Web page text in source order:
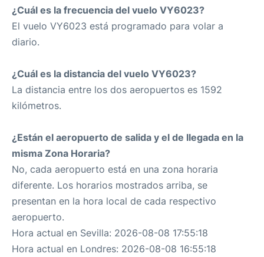
¿Cuál es la frecuencia del vuelo VY6023?
El vuelo VY6023 está programado para volar a
diario.
¿Cuál es la distancia del vuelo VY6023?
La distancia entre los dos aeropuertos es 1592
kilómetros.
¿Están el aeropuerto de salida y el de llegada en la
misma Zona Horaria?
No, cada aeropuerto está en una zona horaria
diferente. Los horarios mostrados arriba, se
presentan en la hora local de cada respectivo
aeropuerto.
Hora actual en Sevilla: 2026-08-08 17:55:18
Hora actual en Londres: 2026-08-08 16:55:18